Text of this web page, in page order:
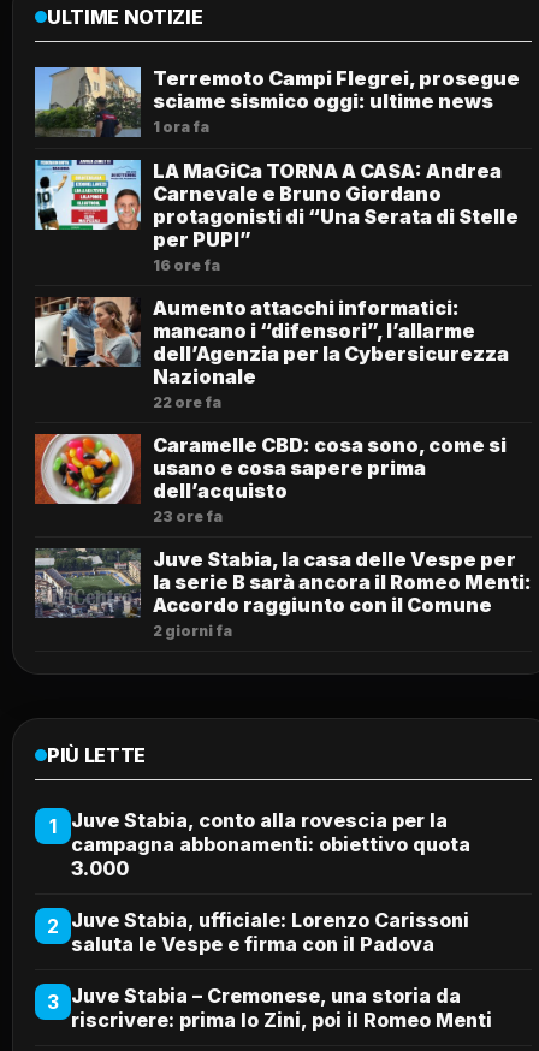
ULTIME NOTIZIE
Terremoto Campi Flegrei, prosegue
sciame sismico oggi: ultime news
1 ora fa
LA MaGiCa TORNA A CASA: Andrea
Carnevale e Bruno Giordano
protagonisti di “Una Serata di Stelle
per PUPI”
16 ore fa
Aumento attacchi informatici:
mancano i “difensori”, l’allarme
dell’Agenzia per la Cybersicurezza
Nazionale
22 ore fa
Caramelle CBD: cosa sono, come si
usano e cosa sapere prima
dell’acquisto
23 ore fa
Juve Stabia, la casa delle Vespe per
la serie B sarà ancora il Romeo Menti:
Accordo raggiunto con il Comune
2 giorni fa
PIÙ LETTE
1
Juve Stabia, conto alla rovescia per la
campagna abbonamenti: obiettivo quota
3.000
2 Juve Stabia, ufficiale: Lorenzo Carissoni
saluta le Vespe e firma con il Padova
3 Juve Stabia – Cremonese, una storia da
riscrivere: prima lo Zini, poi il Romeo Menti